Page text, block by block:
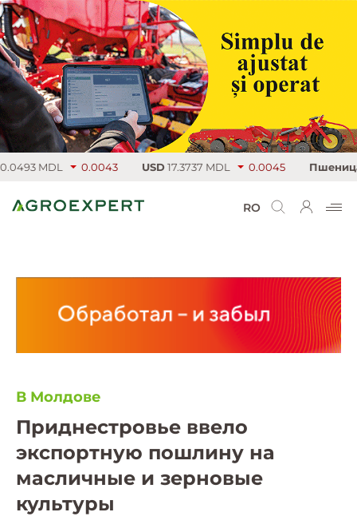
MDL 0.0043 USD17.3737 MDL 0.0045 Пшеница
RO
В Молдове
Приднестровье ввело
экспортную пошлину на
масличные и зерновые
культуры